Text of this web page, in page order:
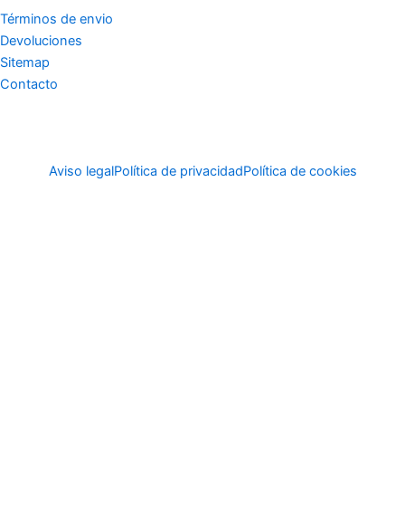
Términos de envio
Devoluciones
Sitemap
Contacto
Aviso legalPolítica de privacidadPolítica de cookies